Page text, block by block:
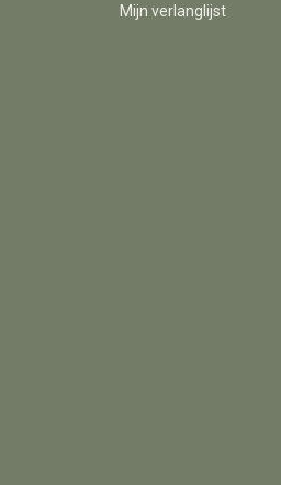
Mijn verlanglijst